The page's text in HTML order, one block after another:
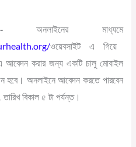
অনলাইনের মাধ্যমে
ওয়েবসাইট এ
গিয়ে
আবেদন করার জন্য একটি চালু মোবাইল
হবে। অনলাইনে আবেদন করতে পারবেন
তারিখ বিকাল ৫ টা পর্যন্ত।